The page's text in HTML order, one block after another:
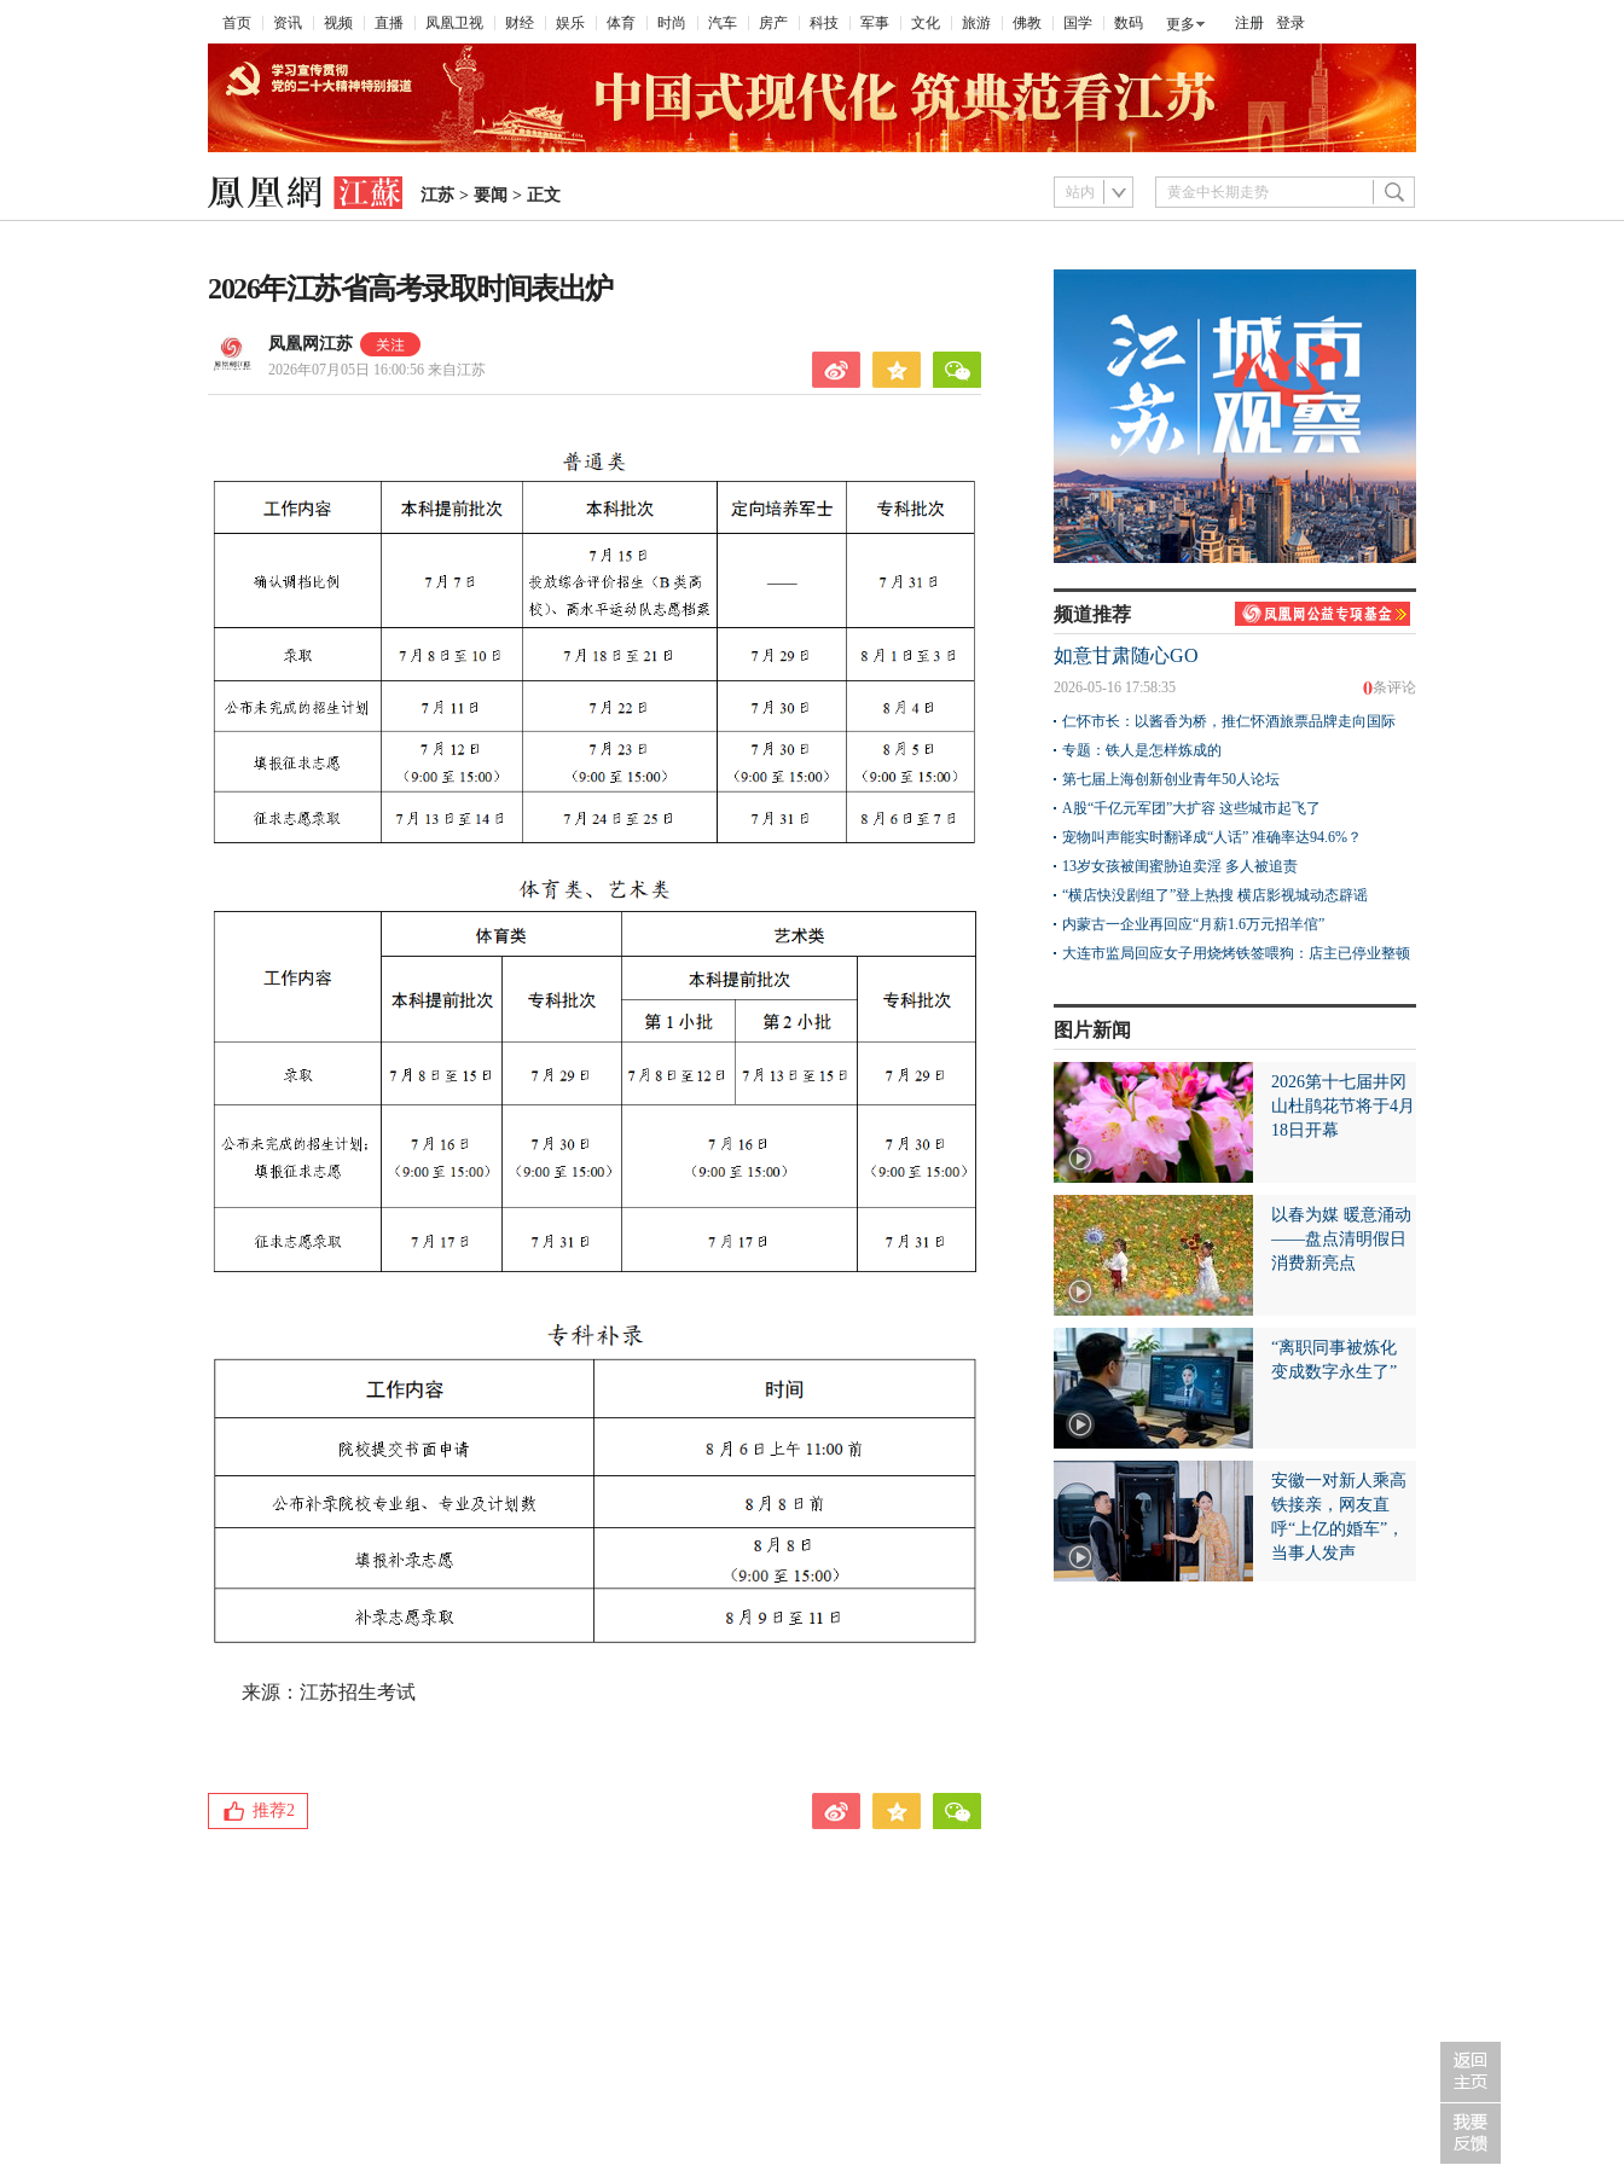
首页 资讯 视频 直播 凤凰卫视 财经 娱乐 体育 时尚 汽车 房产 科技 军事 文化 旅游 佛教 国学 数码 更多 注册 登录
江苏 > 要闻 > 正文 站内
2026年江苏省高考录取时间表出炉
凤凰网江苏
2026年07月05日 16:00:56 来自江苏
来源：江苏招生考试
推荐2
频道推荐
如意甘肃随心GO
0条评论
2026-05-16 17:58:35
仁怀市长：以酱香为桥，推仁怀酒旅票品牌走向国际
专题：铁人是怎样炼成的
第七届上海创新创业青年50人论坛
A股“千亿元军团”大扩容 这些城市起飞了
宠物叫声能实时翻译成“人话” 准确率达94.6%？
13岁女孩被闺蜜胁迫卖淫 多人被追责
“横店快没剧组了”登上热搜 横店影视城动态辟谣
内蒙古一企业再回应“月薪1.6万元招羊倌”
大连市监局回应女子用烧烤铁签喂狗：店主已停业整顿
图片新闻
2026第十七届井冈
山杜鹃花节将于4月
18日开幕
以春为媒 暖意涌动
——盘点清明假日
消费新亮点
“离职同事被炼化
变成数字永生了”
安徽一对新人乘高
铁接亲，网友直
呼“上亿的婚车”，
当事人发声